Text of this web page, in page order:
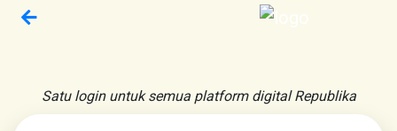
Satu login untuk semua platform digital Republika